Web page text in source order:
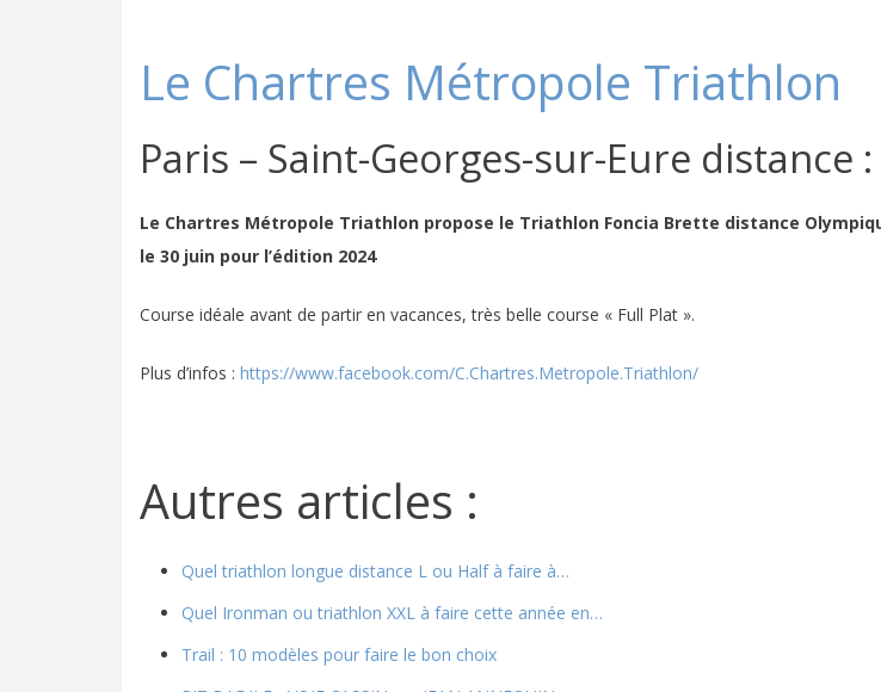
Le Chartres Métropole Triathlon
Paris – Saint-Georges-sur-Eure distance
Le Chartres Métropole Triathlon propose le Triathlon Foncia Brette distance
le 30 juin pour l’édition 2024
Course idéale avant de partir en vacances, très belle course « Full Plat ».
Plus d’infos : https://www.facebook.com/C.Chartres.Metropole.Triathlon/
Autres articles :
Quel triathlon longue distance L ou Half à faire à…
Quel Ironman ou triathlon XXL à faire cette année en…
Trail : 10 modèles pour faire le bon choix